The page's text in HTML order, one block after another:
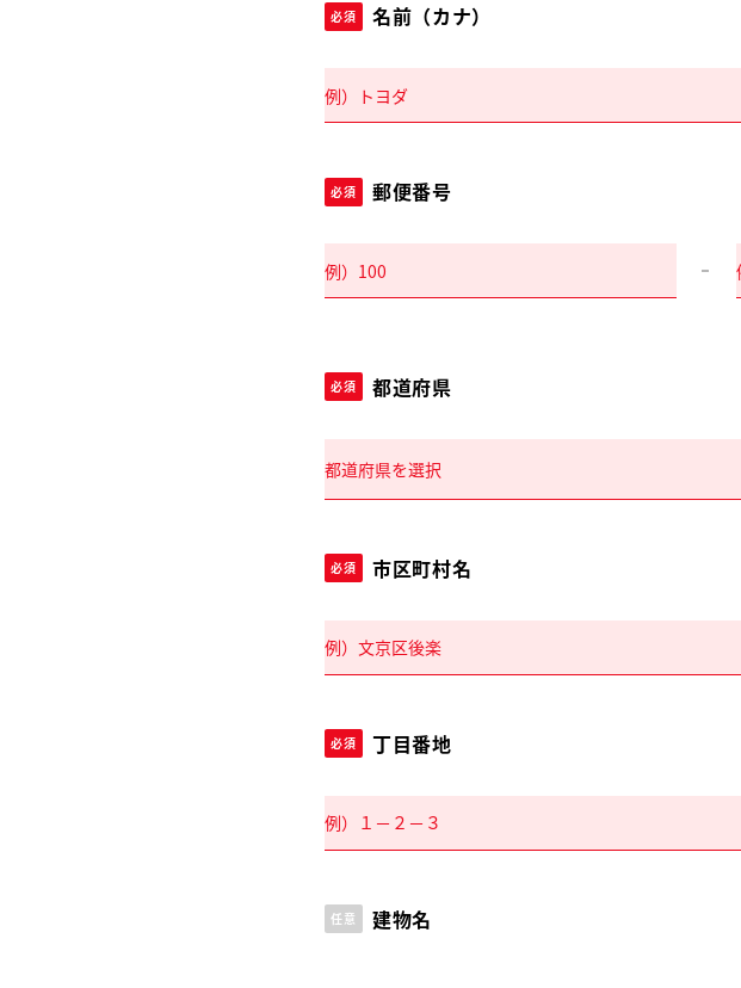
必須 名前（カナ）
必須 郵便番号
必須 都道府県
必須 市区町村名
必須 丁目番地
任意 建物名